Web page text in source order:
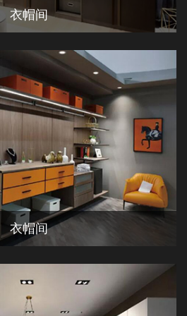
衣帽间
衣帽间